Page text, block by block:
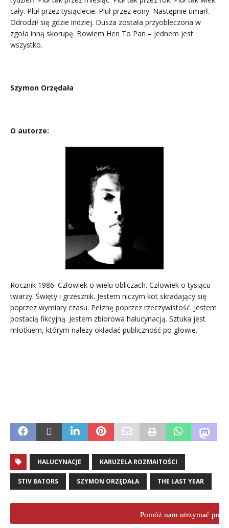
cały. Pluł przez tysiąclecie. Pluł przez eony. Następnie umarł.
Odrodził się gdzie indziej. Dusza została przyobleczona w
zgoła inną skorupę. Bowiem Hen To Pan – jednem jest
wszystko.
Szymon Orzędała
O autorze:
Rocznik 1986. Człowiek o wielu obliczach. Człowiek o tysiącu
twarzy. Święty i grzesznik. Jestem niczym kot skradający się
poprzez wymiary czasu. Pełznę poprzez rzeczywistość. Jestem
postacią fikcyjną. Jestem zbiorowa halucynacją. Sztuka jest
młotkiem, którym należy okładać publiczność po głowie.
HALUCYNACJE KARUZELA ROZMAITOŚCI
STIV BATORS SZYMON ORZĘDAŁA THE LAST YEAR
Pomóż nam utrzymać